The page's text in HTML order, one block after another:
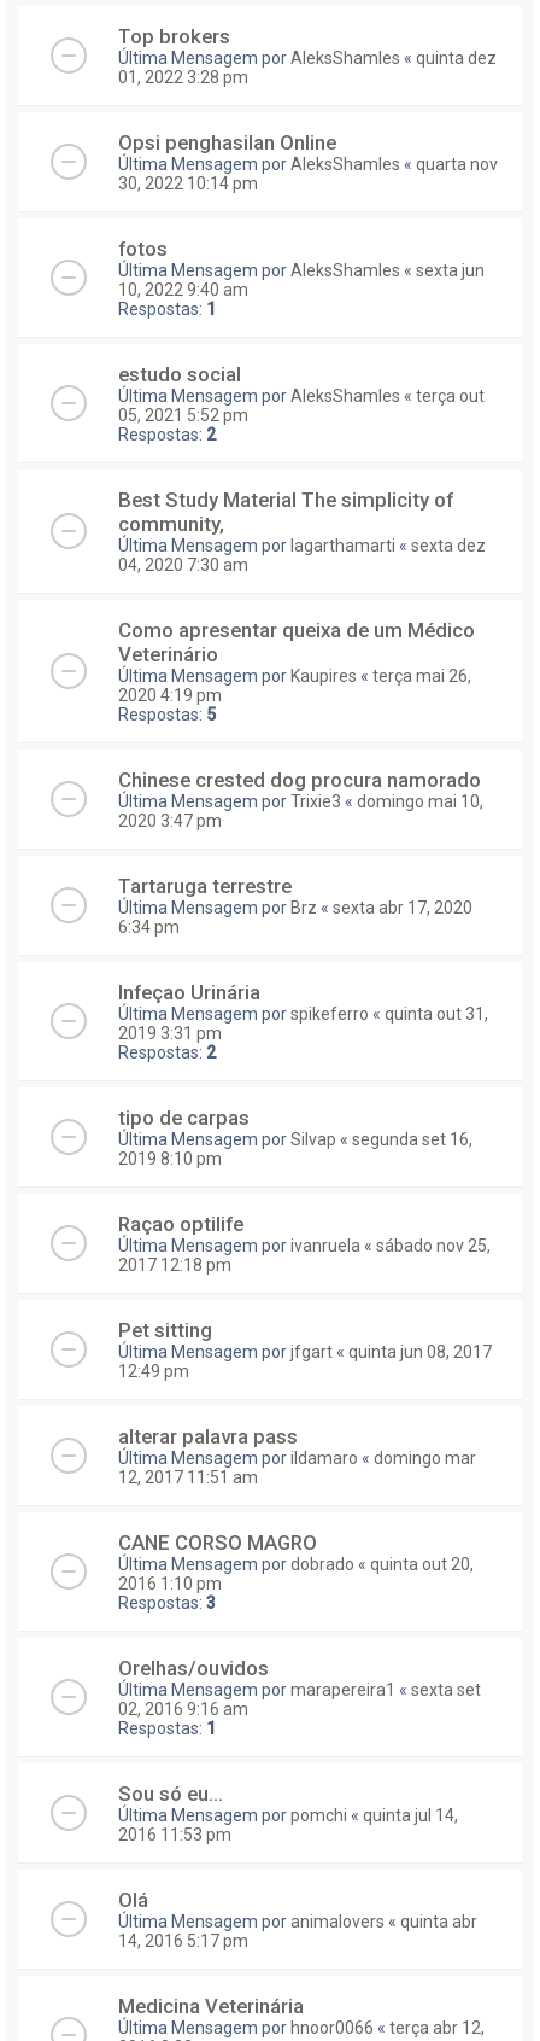
Top brokers
Última Mensagem porAleksShamles « quinta dez
01, 2022 3:28 pm
Opsi penghasilan Online
Última Mensagem porAleksShamles « quarta nov
30, 2022 10:14 pm
fotos
Última Mensagem porAleksShamles « sexta jun
10, 2022 9:40 am
Respostas: 1
estudo social
Última Mensagem porAleksShamles « terça out
05, 2021 5:52 pm
Respostas: 2
Best Study Material The simplicity of
community,
Última Mensagem por lagarthamarti « sexta dez
04, 2020 7:30 am
Como apresentar queixa de um Médico
Veterinário
Última Mensagem por Kaupires « terça mai 26,
2020 4:19 pm
Respostas: 5
Chinese crested dog procura namorado
Última Mensagem porTrixie3 « domingo mai 10,
2020 3:47 pm
Tartaruga terrestre
Última Mensagem por Brz « sexta abr 17, 2020
6:34 pm
Infeçao Urinária
Última Mensagem porspikeferro « quinta out 31,
2019 3:31 pm
Respostas: 2
tipo de carpas
Última Mensagem porSilvap « segunda set 16,
2019 8:10 pm
Raçao optilife
Última Mensagem porivanruela « sábado nov 25,
2017 12:18 pm
Pet sitting
Última Mensagem porjfgart « quinta jun 08, 2017
12:49 pm
alterar palavra pass
Última Mensagem porildamaro « domingo mar
12, 2017 11:51 am
CANE CORSO MAGRO
Última Mensagem pordobrado « quinta out 20,
2016 1:10 pm
Respostas: 3
Orelhas/ouvidos
Última Mensagem pormarapereira1 « sexta set
02, 2016 9:16 am
Respostas: 1
Sou só eu...
Última Mensagem porpomchi « quinta jul 14,
2016 11:53 pm
Olá
Última Mensagem poranimalovers « quinta abr
14, 2016 5:17 pm
Medicina Veterinária
Última Mensagem por hnoor0066 « terça abr 12,